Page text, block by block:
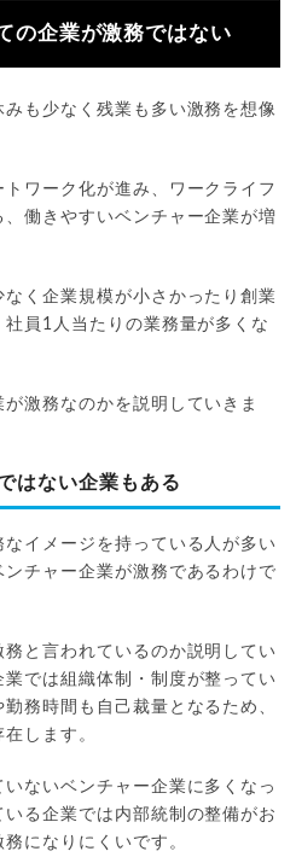
の企業が激務ではない
も少なく残業も多い激務を想像
ワーク化が進み、ワークライフ
働きやすいベンチャー企業が増
く企業規模が小さかったり創業
員1人当たりの業務量が多くな
激務なのかを説明していきま
はない企業もある
イメージを持っている人が多い
チャー企業が激務であるわけで
と言われているのか説明してい
では組織体制・制度が整ってい
務時間も自己裁量となるため、
します。
ないベンチャー企業に多くなっ
る企業では内部統制の整備がお
になりにくいです。